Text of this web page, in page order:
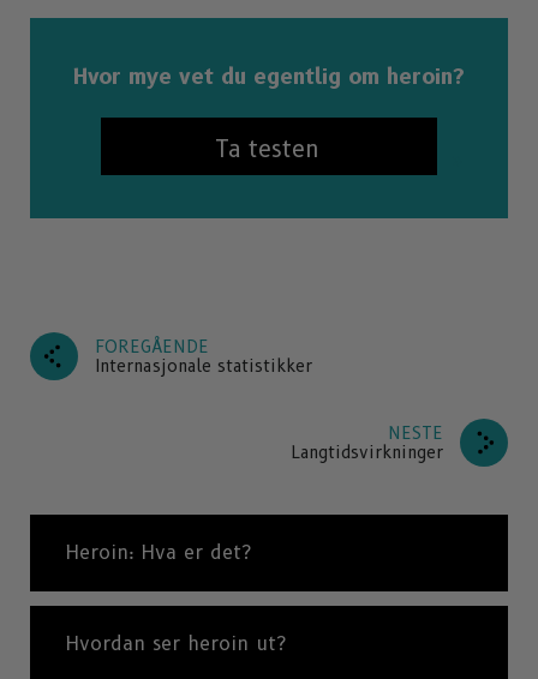
Hvor mye vet du egentlig om heroin?
Ta testen
FOREGÅENDE
Internasjonale statistikker
NESTE
Langtidsvirkninger
Heroin: Hva er det?
Hvordan ser heroin ut?